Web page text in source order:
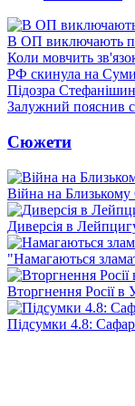
В ОП виключають
Коли мовчить
РФ скинула на
Підозра
Залужний пояснив
Сюжети
Війна на
Диверсія в
"Намагаються
Вторгнення Росії в
Підсумки 4.8: